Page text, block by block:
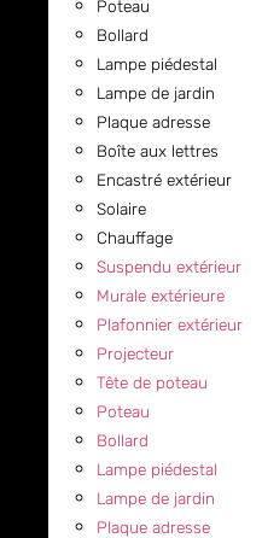
Poteau
Bollard
Lampe piédestal
Lampe de jardin
Plaque adresse
Boîte aux lettres
Encastré extérieur
Solaire
Chauffage
Suspendu extérieur
Murale extérieure
Plafonnier extérieur
Projecteur
Tête de poteau
Poteau
Bollard
Lampe piédestal
Lampe de jardin
Plaque adresse